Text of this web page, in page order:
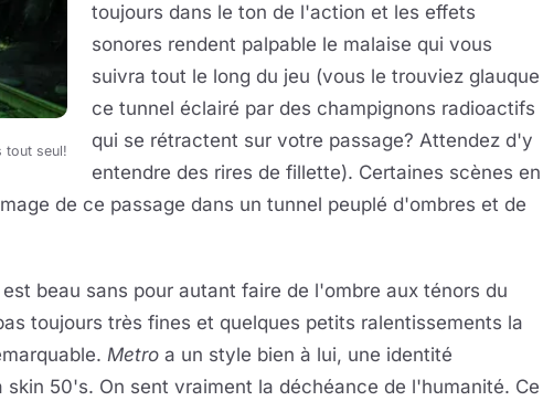
tout seul!
toujours dans le ton de l'action et les effets
sonores rendent palpable le malaise qui vous
suivra tout le long du jeu (vous le trouviez glauque
ce tunnel éclairé par des champignons radioactifs
qui se rétractent sur votre passage? Attendez d'y
entendre des rires de fillette). Certaines scènes en
de ce passage dans un tunnel peuplé d'ombres et de
est beau sans pour autant faire de l'ombre aux ténors du
toujours très fines et quelques petits ralentissements la
Metro a un style bien à lui, une identité
skin 50's. On sent vraiment la déchéance de l'humanité. Ce